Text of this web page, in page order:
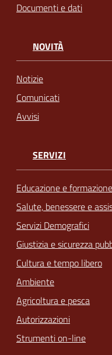
Documenti e dati
NOVITÀ
Notizie
Comunicati
Avvisi
SERVIZI
Educazione e formazione
Salute, benessere e
Servizi Demografici
Giustizia e sicurezza
Cultura e tempo libero
Ambiente
Agricoltura e pesca
Autorizzazioni
Strumenti on-line